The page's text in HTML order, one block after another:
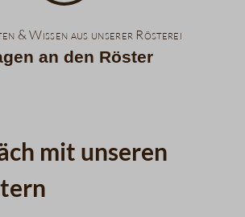
& Wissen aus unserer Rösterei
an den Röster
mit unseren